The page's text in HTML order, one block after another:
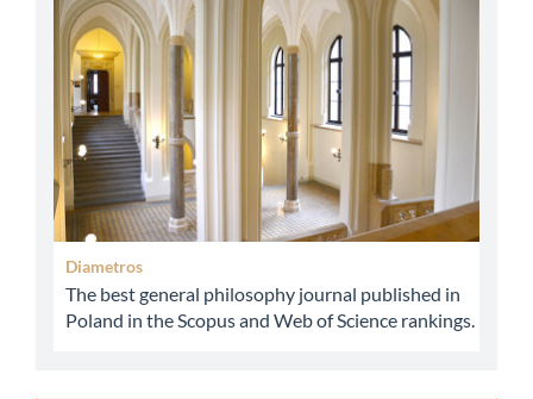
Diametros
The best general philosophy journal published in
Poland in the Scopus and Web of Science rankings.